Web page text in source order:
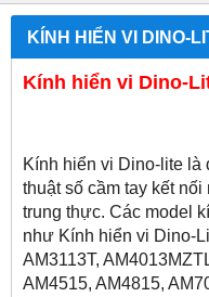
KÍNH HIỂN VI DINO-
Kính hiển vi Dino-
Kính hiển vi Dino-lite là
thuật số cầm tay kết
trung thực. Các model
như Kính hiển vi Dino-
AM3113T,
AM4515, AM4815,